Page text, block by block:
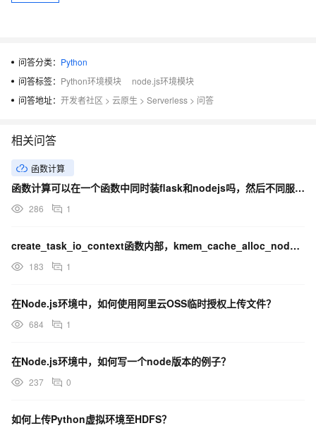
问答分类： Python
问答标签： Python环境模块
node.js环境模块
问答地址： 开发者社区 > 云原生 > Serverless > 问答
相关问答
函数计算
函数计算可以在一个函数中同时装flask和nodejs吗，然后不同服务器如何交换数据？
286 1
create_task_io_context函数内部，kmem_cache_alloc_node耗时
183 1
在Node.js环境中，如何使用阿里云OSS临时授权上传文件？
684 1
在Node.js环境中，如何写一个node版本的例子？
237 0
如何上传Python虚拟环境至HDFS？